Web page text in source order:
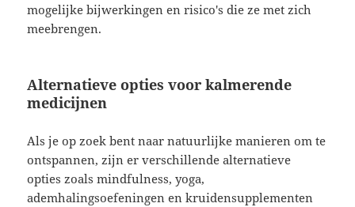
mogelijke bijwerkingen en risico's die ze met zich
meebrengen.
Alternatieve opties voor kalmerende
medicijnen
Als je op zoek bent naar natuurlijke manieren om te
ontspannen, zijn er verschillende alternatieve
opties zoals mindfulness, yoga,
ademhalingsoefeningen en kruidensupplementen